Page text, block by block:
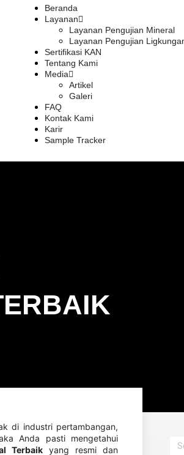
Beranda
Layanan
Layanan Pengujian Mineral
Layanan Pengujian
Sertifikasi KAN
Tentang Kami
Media
Artikel
Galeri
FAQ
Kontak Kami
Karir
Sample Tracker
di industri pertambangan,
Anda pasti mengetahui
Terbaik yang resmi dan